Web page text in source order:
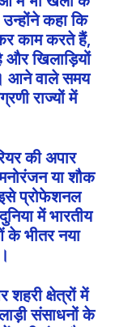
कहा कि
काम करते हैं,
खिलाड़ियों
आने वाले समय
राज्यों में
की अपार
या शौक
प्रोफेशनल
में भारतीय
के भीतर नया
क्षेत्रों में
संसाधनों के